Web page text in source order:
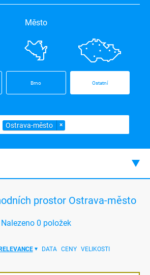
Město
Brno Ostatní
Ostrava-město ×
prostor Ostrava-město
Nalezeno 0 položek
RELEVANCE DATA CENY VELIKOSTI